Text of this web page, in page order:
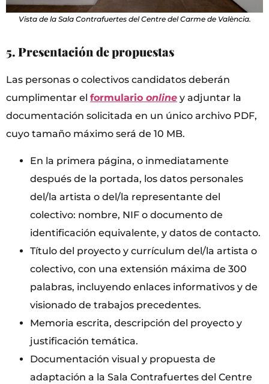
Vista de la Sala Contrafuertes del Centre del Carme de València.
5. Presentación de propuestas
Las personas o colectivos candidatos deberán
cumplimentar el formulario online y adjuntar la
documentación solicitada en un único archivo PDF,
cuyo tamaño máximo será de 10 MB.
En la primera página, o inmediatamente
después de la portada, los datos personales
del/la artista o del/la representante del
colectivo: nombre, NIF o documento de
identificación equivalente, y datos de contacto.
Título del proyecto y currículum del/la artista o
colectivo, con una extensión máxima de 300
palabras, incluyendo enlaces informativos y de
visionado de trabajos precedentes.
Memoria escrita, descripción del proyecto y
justificación temática.
Documentación visual y propuesta de
adaptación a la Sala Contrafuertes del Centre